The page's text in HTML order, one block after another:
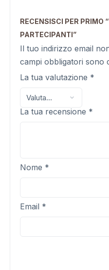
RECENSISCI PER PRIMO
PARTECIPANTI”
Il tuo indirizzo email
campi obbligatori sono
La tua valutazione *
La tua recensione *
Nome *
Email *